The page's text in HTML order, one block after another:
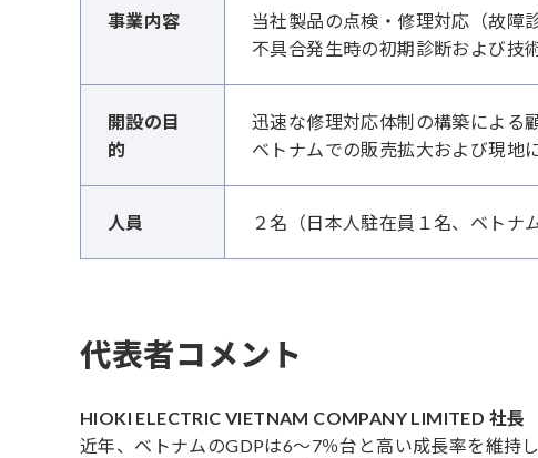
事業内容
当社製品の点検・修理対応（故障
不具合発生時の初期診断および技
開設の目
的
迅速な修理対応体制の構築による
ベトナムでの販売拡大および現地
人員 ２名（日本人駐在員１名、ベトナ
代表者コメント
HIOKI ELECTRIC VIETNAM COMPANY LIMITED 社
近年、ベトナムのGDPは6〜7％台と高い成長率を維持